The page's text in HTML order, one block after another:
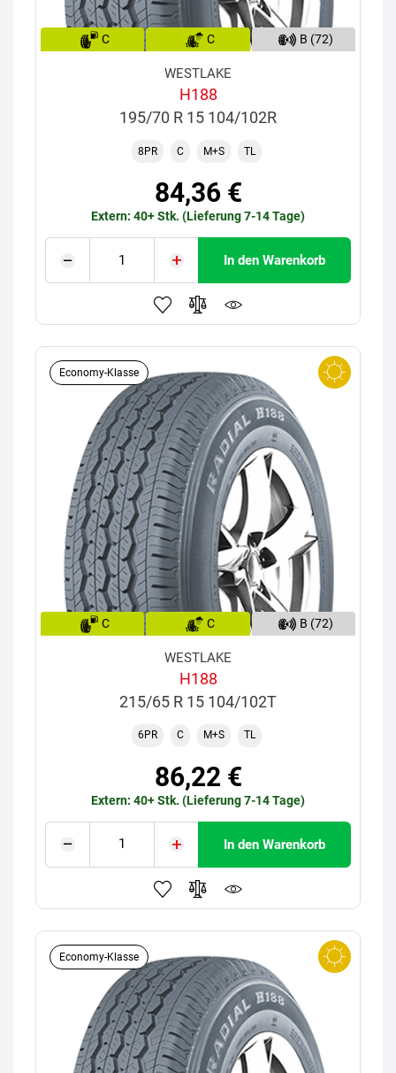
C C B (72)
WESTLAKE
H188
195/70 R 15 104/102R
8PR C M+S TL
84,36 €
Extern: 40+ Stk. (Lieferung 7-14 Tage)
In den Warenkorb
Economy-Klasse
C C B (72)
WESTLAKE
H188
215/65 R 15 104/102T
6PR C M+S TL
86,22 €
Extern: 40+ Stk. (Lieferung 7-14 Tage)
In den Warenkorb
Economy-Klasse